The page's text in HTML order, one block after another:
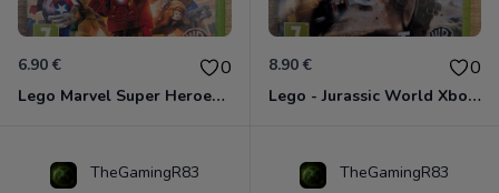
6.90 € 0
Lego Marvel Super Heroes Xbox 360
8.90 € 0
Lego - Jurassic World Xbox 360
TheGamingR83 TheGamingR83